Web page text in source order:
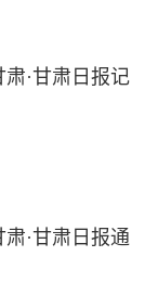
·甘肃日报记
·甘肃日报通